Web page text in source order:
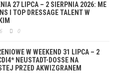
27 LIPCA – 2 SIERPNIA 2026: ME
I TOP DRESSAGE TALENT W
0
W WEEKEND 31 LIPCA – 2
NEUSTADT-DOSSE NA
PRZED AKWIZGRANEM